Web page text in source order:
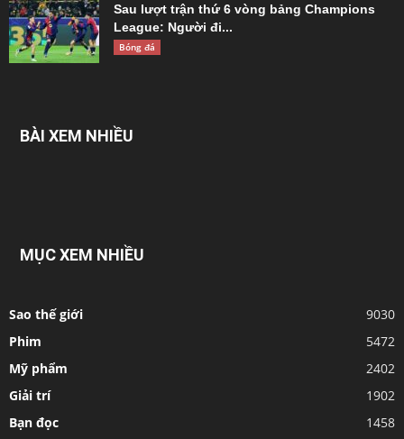
Sau lượt trận thứ 6 vòng bảng Champions
League: Người đi...
Bóng đá
BÀI XEM NHIỀU
MỤC XEM NHIỀU
Sao thế giới
9030
Phim
5472
Mỹ phẩm
2402
Giải trí
1902
Bạn đọc
1458